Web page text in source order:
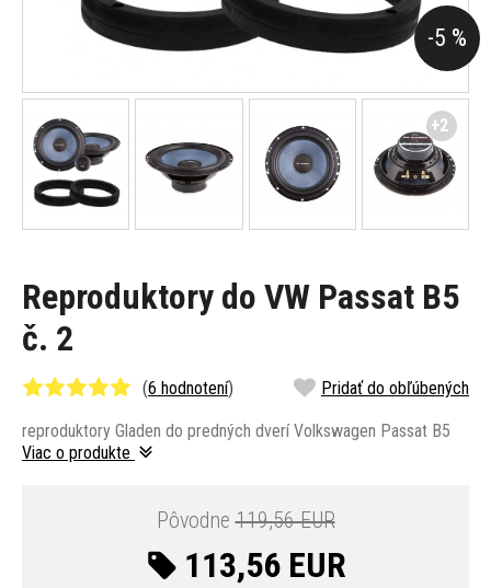
Reproduktory do VW Passat B5
č. 2
(6 hodnotení) Pridať do obľúbených
reproduktory Gladen do predných dverí Volkswagen Passat B5
Viac o produkte
Pôvodne119,56 EUR
113,56 EUR
-5 %
+2